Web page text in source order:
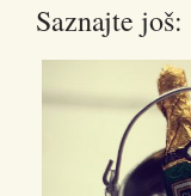
Saznajte još: